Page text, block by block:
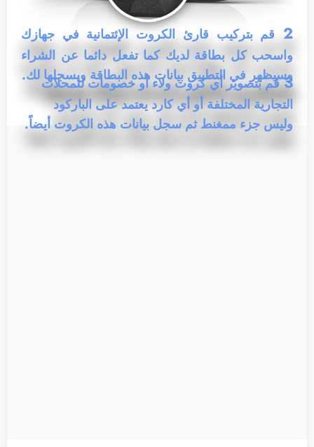
2 قم بتركيب قارئ الكروت الإئتمانية في جهازك
واسحب كل بطاقة لديك كما تفعل دائما عن الشراء
وسيظهر في التطبيق بيانات هذه البطاقة ويسجلها لك.
3 قم بتصوير أي كروت ولاء أو خصومات للمحلات
التجارية المختلفة أو أي كارد يعتمد على الباركود
وليس جزء ممغنط ثم سجل بيانات هذه الكروت أيضاً.